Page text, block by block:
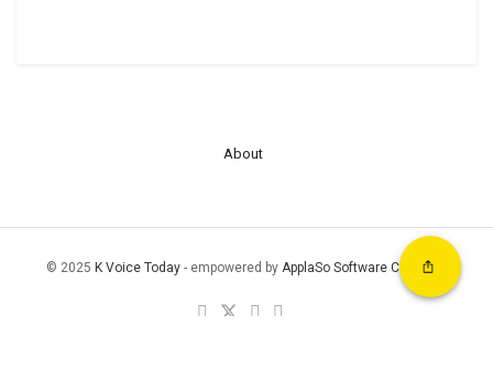
About
© 2025 K Voice Today- empowered by ApplaSo Software Company